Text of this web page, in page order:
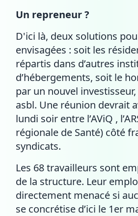
Un repreneur ?
D'ici là, deux solutions
envisagées : soit les
répartis dans d’autres
d’hébergements, soit le
par un nouvel
asbl. Une réunion devrait
lundi soir entre l’AViQ ,
régionale de Santé) côté
syndicats.
Les 68 travailleurs sont
de la structure. Leur
directement menacé si
se concrétise d’ici le 1er